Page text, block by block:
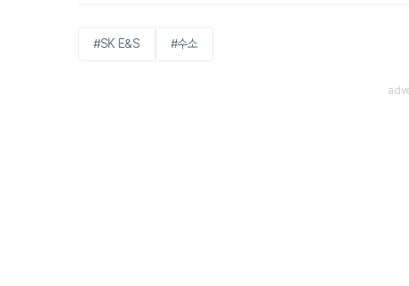
#SK E&S #수소